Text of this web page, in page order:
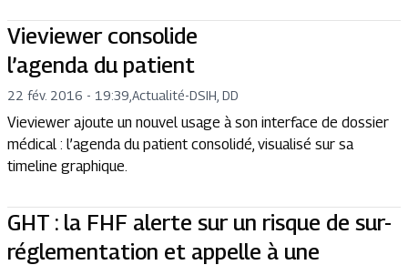
Vieviewer consolide
l’agenda du patient
22 fév. 2016 - 19:39 Actualité-DSIH, DD
Vieviewer ajoute un nouvel usage à son interface de dossier
médical : l’agenda du patient consolidé, visualisé sur sa
timeline graphique.
GHT : la FHF alerte sur un risque de sur-
réglementation et appelle à une